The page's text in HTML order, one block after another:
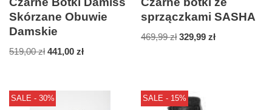
Skórzane Obuwie
Damskie
519,00zł 441,00 zł
sprzączkami SASHA
469,99zł 329,99zł
SALE - 30% SALE - 15%